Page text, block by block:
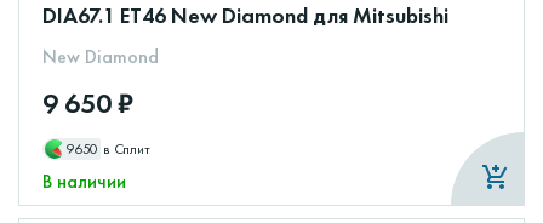
DIA67.1 ET46 New Diamond для Mitsubishi
New Diamond
9 650 ₽
9650 в Сплит
В наличии